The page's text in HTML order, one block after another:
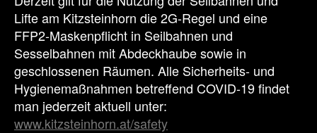
Lifte am Kitzsteinhorn die 2G-Regel und eine
FFP2-Maskenpflicht in Seilbahnen und
Sesselbahnen mit Abdeckhaube sowie in
geschlossenen Räumen. Alle Sicherheits- und
Hygienemaßnahmen betreffend COVID-19 findet
man jederzeit aktuell unter:
www.kitzsteinhorn.at/safety